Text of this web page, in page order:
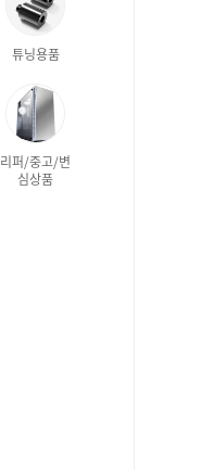
튜닝용품
리퍼/중고/변
심상품